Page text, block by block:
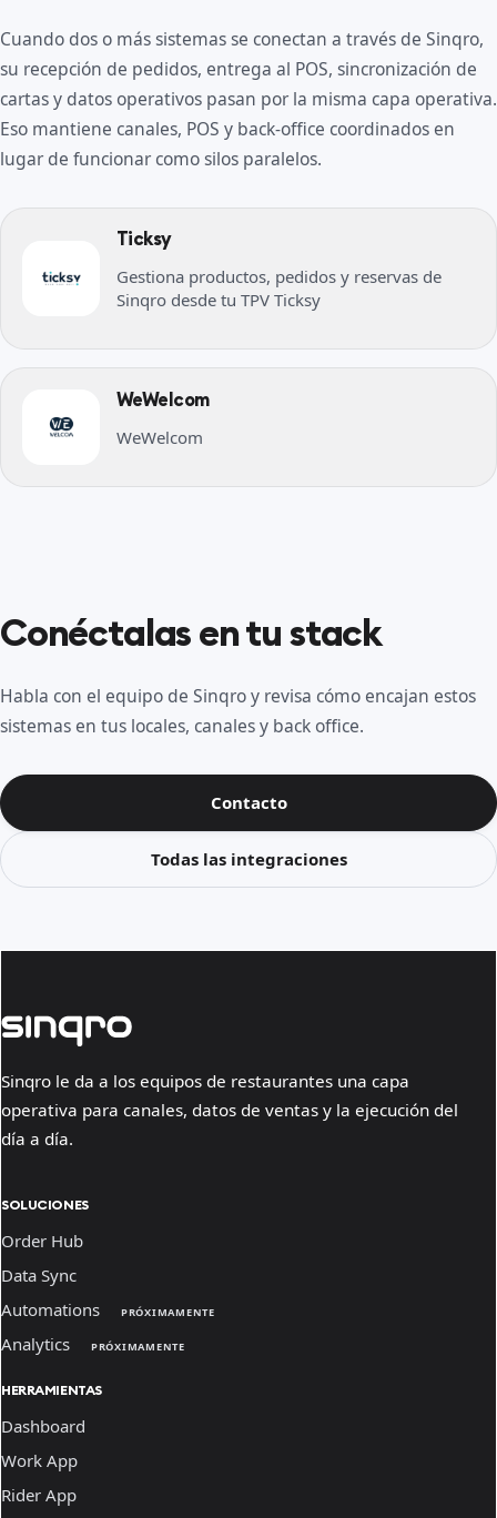
Cuando dos o más sistemas se conectan a través de Sinqro,
su recepción de pedidos, entrega al POS, sincronización de
cartas y datos operativos pasan por la misma capa operativa.
Eso mantiene canales, POS y back-office coordinados en
lugar de funcionar como silos paralelos.
Ticksy
Gestiona productos, pedidos y reservas de
Sinqro desde tu TPV Ticksy
WeWelcom
WeWelcom
Conéctalas en tu stack
Habla con el equipo de Sinqro y revisa cómo encajan estos
sistemas en tus locales, canales y back office.
Contacto
Todas las integraciones
Sinqro le da a los equipos de restaurantes una capa
operativa para canales, datos de ventas y la ejecución del
día a día.
SOLUCIONES
Order Hub
Data Sync
Automations
PRÓXIMAMENTE
Analytics PRÓXIMAMENTE
HERRAMIENTAS
Dashboard
Work App
Rider App